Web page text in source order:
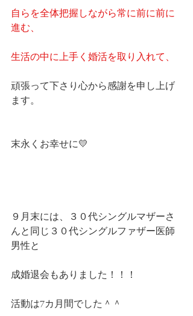
自らを全体把握しながら常に前に前に
進む、
生活の中に上手く婚活を取り入れて、
頑張って下さり心から感謝を申し上げ
ます。
末永くお幸せに💛
９月末には、３０代シングルマザーさ
んと同じ３０代シングルファザー医師
男性と
成婚退会もありました！！！
活動は7カ月間でした＾＾